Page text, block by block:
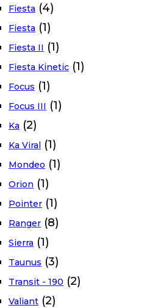
Fiesta (4)
Fiesta (1)
Fiesta II (1)
Fiesta Kinetic (1)
Focus (1)
Focus III (1)
Ka (2)
Ka Viral (1)
Mondeo (1)
Orion (1)
Pointer (1)
Ranger (8)
Sierra (1)
Taunus (3)
Transit - 190 (2)
Valiant (2)